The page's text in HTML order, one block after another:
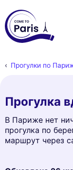
Прогулки по
Прогулка
В Париже нет
прогулка по
маршрут через